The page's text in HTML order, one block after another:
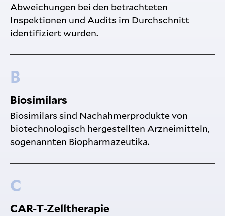
Abweichungen bei den betrachteten
Inspektionen und Audits im Durchschnitt
identifiziert wurden.
B
Biosimilars
Biosimilars sind Nachahmerprodukte von
biotechnologisch hergestellten Arzneimitteln,
sogenannten Biopharmazeutika.
C
CAR-T-Zelltherapie